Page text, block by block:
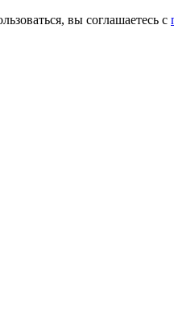
вы соглашаетесь с